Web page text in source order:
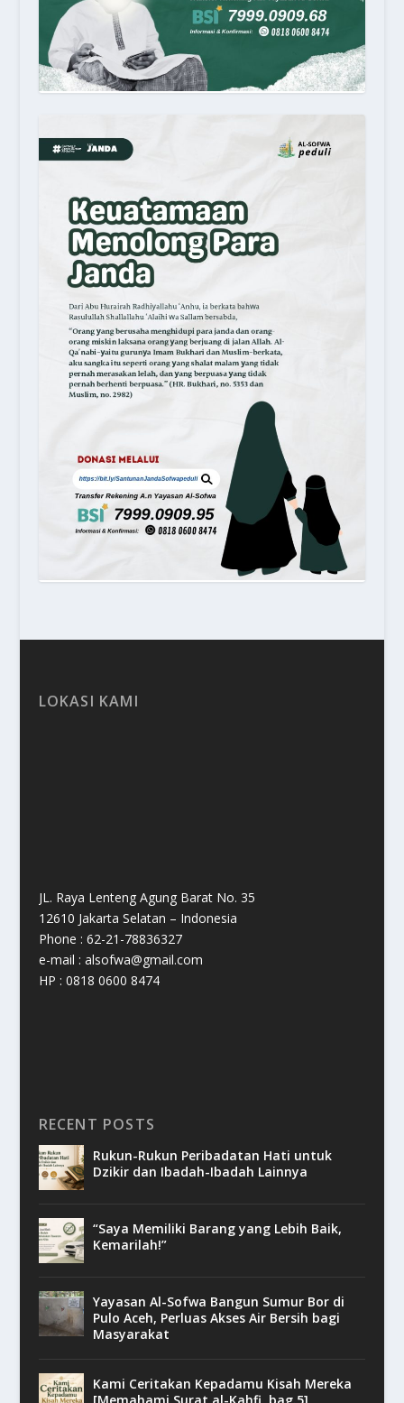
LOKASI KAMI
JL. Raya Lenteng Agung Barat No. 35
12610 Jakarta Selatan – Indonesia
Phone : 62-21-78836327
e-mail : alsofwa@gmail.com
HP : 0818 0600 8474
RECENT POSTS
Rukun-Rukun Peribadatan Hati untuk
Dzikir dan Ibadah-Ibadah Lainnya
“Saya Memiliki Barang yang Lebih Baik,
Kemarilah!”
Yayasan Al-Sofwa Bangun Sumur Bor di
Pulo Aceh, Perluas Akses Air Bersih bagi
Masyarakat
Kami Ceritakan Kepadamu Kisah Mereka